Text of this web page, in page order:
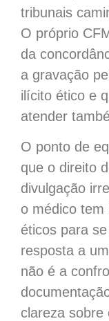
tribunais
O próprio
da
a gravação
ilícito ético e
atender
O ponto de
que o direito
divulgação
o médico
éticos para
resposta a
não é a
clareza sobre